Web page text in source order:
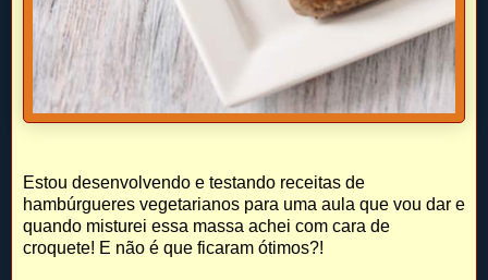
Estou desenvolvendo e testando receitas de
hambúrgueres vegetarianos para uma aula que vou dar e
quando misturei essa massa achei com cara de
croquete! E não é que ficaram ótimos?!